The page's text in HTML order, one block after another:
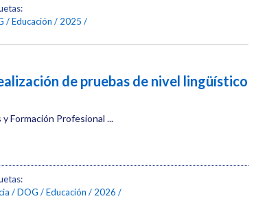
Educación 2025
de pruebas de nivel lingüístico
Formación Profesional ...
DOG Educación 2026